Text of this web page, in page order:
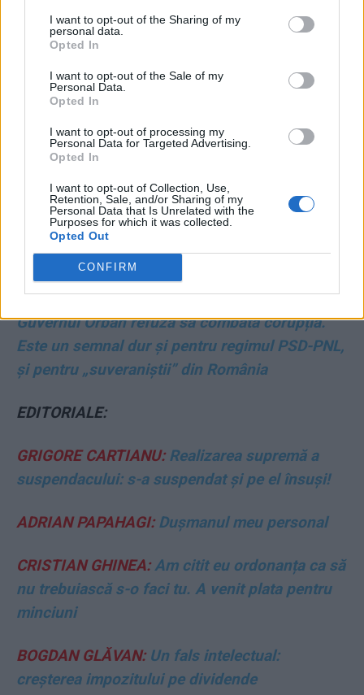
I want to opt-out of the Sharing of my
personal data.
Opted In
I want to opt-out of the Sale of my
Personal Data.
Opted In
I want to opt-out of processing my
Personal Data for Targeted Advertising.
Opted In
I want to opt-out of Collection, Use,
Retention, Sale, and/or Sharing of my
Personal Data that Is Unrelated with the
Purposes for which it was collected.
Opted Out
CONFIRM
Mangalia, a ajuns în faliment. Șantierul fusese
naționalizat, iar PSD a adus ca șefi o fostă
angajată la un salon de masaj din Călărași și un
fost chioșcar din Giurgiu
VIDEO. Ciolacu minte grosolan și în ziua de
Crăciun! A prezentat pe TikTok niște pseudo-
facturi, ca să acopere plimbările de lux din
2022, pe Coasta de Azur, cu avion privat, pe
banii țeparilor de la Nordis
Premieră în istoria UE: fondurile pentru
Ungaria – tăiate cu un miliard pentru că
Guvernul Orban refuză să combată corupția.
Este un semnal dur și pentru regimul PSD-PNL,
și pentru „suveraniștii” din România
EDITORIALE:
GRIGORE CARTIANU:Realizarea supremă a
suspendacului: s-a suspendat și pe el însuși!
ADRIAN PAPAHAGI:Dușmanul meu personal
CRISTIAN GHINEA:Am citit eu ordonanța ca să
nu trebuiască s-o faci tu. A venit plata pentru
minciuni
BOGDAN GLĂVAN:Un fals intelectual:
creșterea impozitului pe dividende